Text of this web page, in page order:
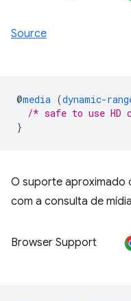
Source
@media (dynamic-
/* safe to use HD
}
O suporte aproximado
com a consulta de mídia
Browser Support